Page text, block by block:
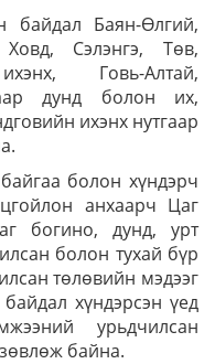
байдал Баян-Өлгий,
Сэлэнгэ, Төв,
Говь-Алтай,
дунд болон их,
ихэнх нутгаар
болон хүндэрч
анхаарч Цаг
богино, дунд, урт
болон тухай бүр
төлөвийн мэдээг
хүндэрсэн үед
урьдчилсан
байна.